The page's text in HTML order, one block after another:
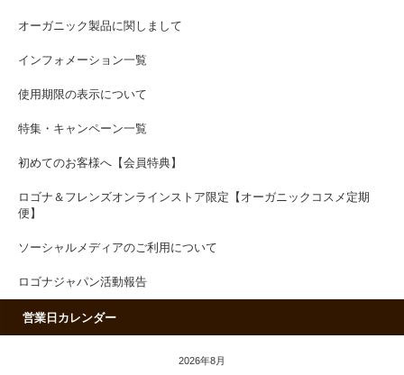
オーガニック製品に関しまして
インフォメーション一覧
使用期限の表示について
特集・キャンペーン一覧
初めてのお客様へ【会員特典】
ロゴナ＆フレンズオンラインストア限定【オーガニックコスメ定期
便】
ソーシャルメディアのご利用について
ロゴナジャパン活動報告
営業日カレンダー
2026年8月